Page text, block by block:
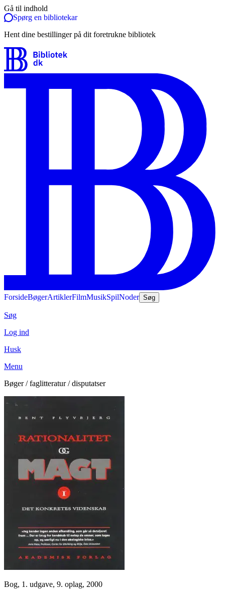
Gå til indhold
Spørg en bibliotekar
Hent dine bestillinger på dit foretrukne bibliotek
ForsideBøgerArtiklerFilmMusikSpilNoder Søg
Søg
Log ind
Husk
Menu
Bøger / faglitteratur / disputatser
Bog, 1. udgave, 9. oplag, 2000